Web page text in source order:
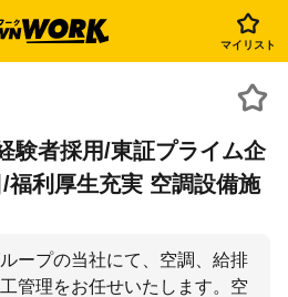
マイリスト
験者採用/東証プライム企
福利厚生充実 空調設備施
ープの当社にて、空調、給排
管理をお任せいたします。空